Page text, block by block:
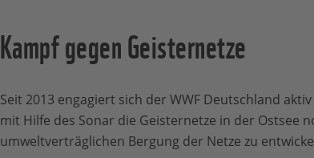
Kampf gegen Geisternetze
Seit 2013 engagiert sich der WWF Deutschland
mit Hilfe des Sonar die Geisternetze in der Ostsee
umweltverträglichen Bergung der Netze zu